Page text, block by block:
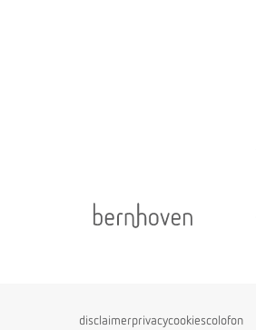
disclaimerprivacycookiescolofon